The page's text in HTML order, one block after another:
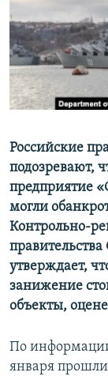
ПОБЕДИТЕЛЕЙ
ELIFBE
УКРАИНСКАЯ
Российские
подозревают,
предприятие
могли
Контрольно-
утверждает,
занижение
объекты,
По
января прошли